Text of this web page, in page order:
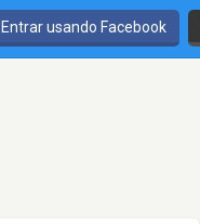
Entrar usando Facebook